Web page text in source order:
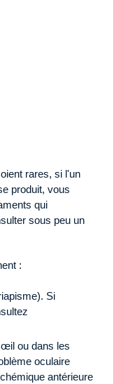
rares, si l'un
produit, vous
qui
sous peu un
:
Si
ou dans les
oculaire
antérieure